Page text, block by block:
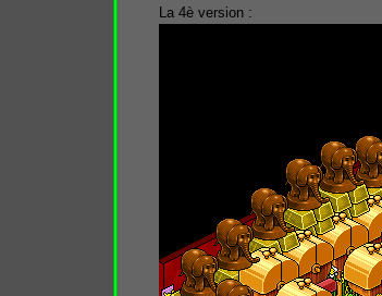
La 4è version :